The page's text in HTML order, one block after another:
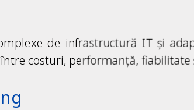
de infrastructură IT și
costuri, performanță,